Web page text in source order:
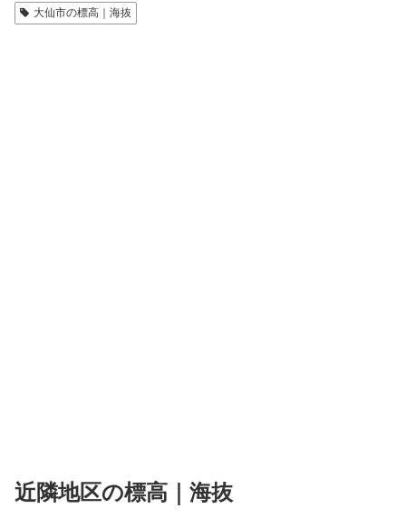
大仙市の標高｜海抜
近隣地区の標高｜海抜